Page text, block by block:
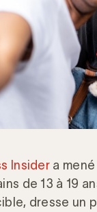
Insider a
de 13 à 19
dresse